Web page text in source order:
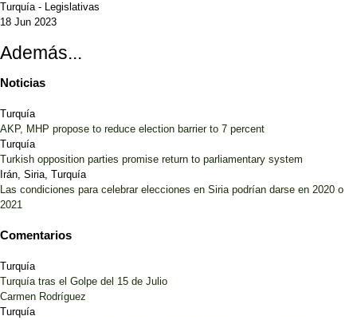
Turquía - Legislativas
18 Jun 2023
Además...
Noticias
Turquía
AKP, MHP propose to reduce election barrier to 7 percent
Turquía
Turkish opposition parties promise return to parliamentary system
Irán, Siria, Turquía
Las condiciones para celebrar elecciones en Siria podrían darse en 2020 o
2021
Comentarios
Turquía
Turquía tras el Golpe del 15 de Julio
Carmen Rodríguez
Turquía